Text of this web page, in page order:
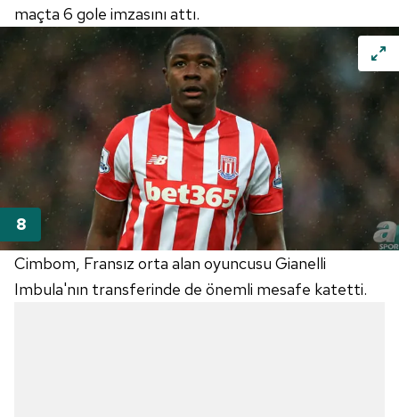
için Ayarlar butonuna tıklayabilir,
Metnimiziziyaret edebilirsiniz.
6698 sayılı Kişisel Verilerin Korunması Kanunu uyarınca
hazırlanmış Aydınlatma Metnimizi okumak ve sitemizde
ilgili mevzuata uygun olarak kullanılan çerezlerle ilgili bilgi
almak için lütfentıklayınız.
maçta 6 gole imzasını attı.
Cimbom, Fransız orta alan oyuncusu Gianelli
Imbula'nın transferinde de önemli mesafe katetti.